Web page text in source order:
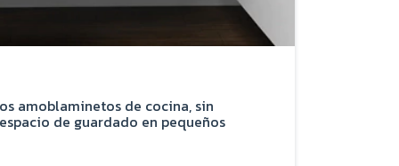
amoblaminetos de cocina, sin
de guardado en pequeños